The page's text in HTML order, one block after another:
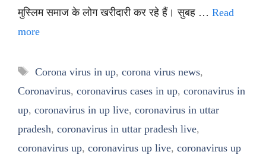
मुस्लिम समाज के लोग खरीदारी कर रहे हैं। सुबह … Read
more
Tags
Corona virus in up, corona virus news,
Coronavirus, coronavirus cases in up, coronavirus in
up, coronavirus in up live, coronavirus in uttar
pradesh, coronavirus in uttar pradesh live,
coronavirus up, coronavirus up live, coronavirus up